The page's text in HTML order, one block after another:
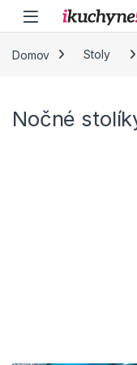
Skip to navigation
Skip to content
Domov Stoly
Nočné